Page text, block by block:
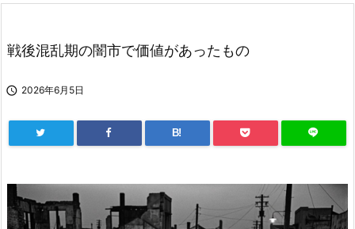
次へ
戦後混乱期の闇市で価値があったもの
 2026年6月5日
B!